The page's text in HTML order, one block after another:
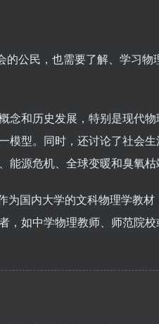
公民，也需要了解、学习物
和历史发展，特别是现代物
型。同时，还讨论了社会
源危机、全球变暖和臭氧枯
国内大学的文科物理学教材
如中学物理教师、师范院